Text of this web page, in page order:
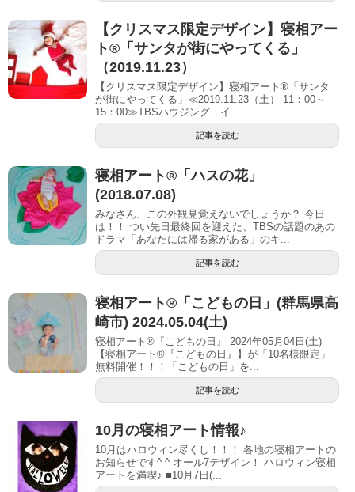
【クリスマス限定デザイン】寝相アー
ト®「サンタが街にやってくる」
（2019.11.23）
【クリスマス限定デザイン】寝相アート®「サンタ
が街にやってくる」≪2019.11.23（土） 11：00～
15：00≫TBSハウジング イ...
記事を読む
寝相アート®︎「ハスの花」
(2018.07.08)
みなさん、この外観見覚えないでしょうか？ 今日
は！！ つい先日最終回を迎えた、TBSの話題のあの
ドラマ「あなたには帰る家がある」のキ...
記事を読む
寝相アート®「こどもの日」(群馬県高
崎市) 2024.05.04(土)
寝相アート®『こどもの日』 2024年05月04日(土)
【寝相アート®︎『こどもの日』】が「10名様限定」
無料開催！！！「こどもの日」を...
記事を読む
10月の寝相アート情報♪
10月はハロウィン尽くし！！！ 各地の寝相アートの
お知らせです^ ^ オール7デザイン！ ハロウィン寝相
アートを満喫♪ ■10月7日(...